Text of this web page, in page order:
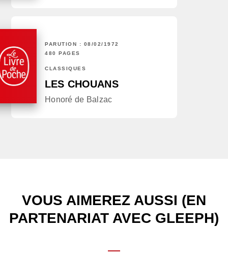
PARUTION : 08/02/1972
480 PAGES
CLASSIQUES
LES CHOUANS
Honoré de Balzac
VOUS AIMEREZ AUSSI (EN
PARTENARIAT AVEC GLEEPH)